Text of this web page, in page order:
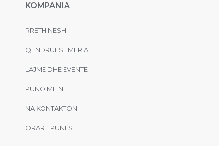
KOMPANIA
RRETH NESH
QËNDRUESHMËRIA
LAJME DHE EVENTE
PUNO ME NE
NA KONTAKTONI
ORARI I PUNËS